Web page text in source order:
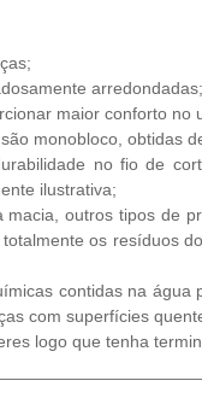
arredondadas;
maior conforto
monobloco, obtidas
no fio de
ilustrativa;
outros tipos de
os resíduos
contidas na
com superfícies
logo que tenha